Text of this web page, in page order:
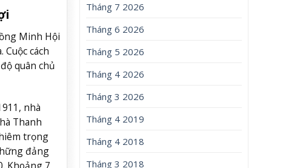
Minh Hội
cách
quân chủ
nhà
Thanh
trọng
đảng
Tháng 7 2026
Tháng 6 2026
Tháng 5 2026
Tháng 4 2026
Tháng 3 2026
Tháng 4 2019
Tháng 4 2018
Tháng 3 2018